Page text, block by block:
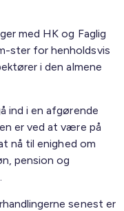
med HK og Faglig
ster for henholdsvis
i den almene
ind i en afgørende
er ved at være på
nå til enighed om
pension og
senest er